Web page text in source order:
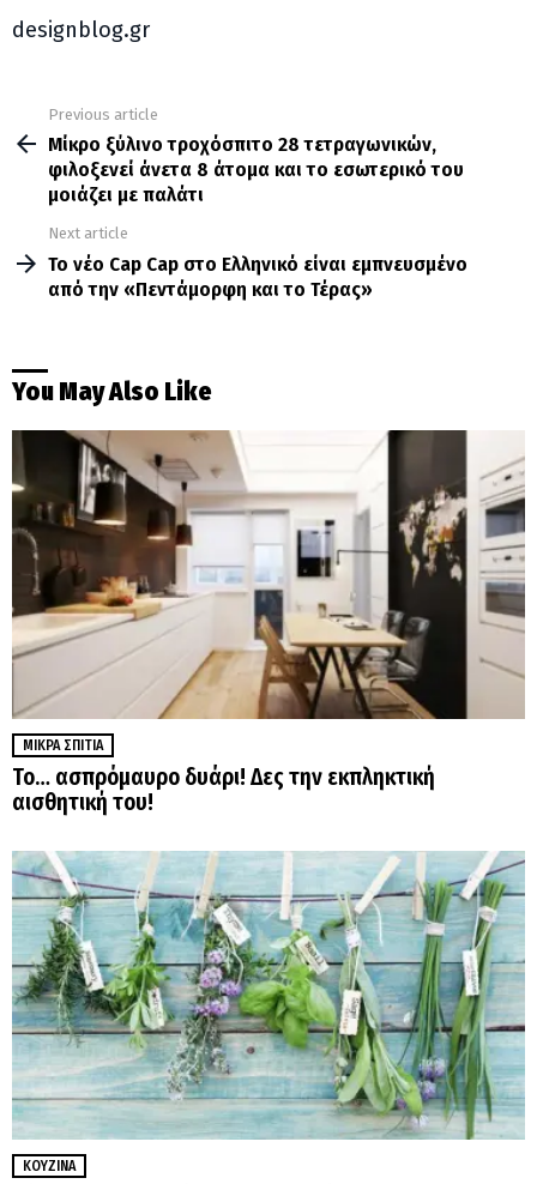
designblog.gr
more
Previous article
Μίκρο ξύλινο τροχόσπιτο 28 τετραγωνικών,
φιλοξενεί άνετα 8 άτομα και το εσωτερικό του
μοιάζει με παλάτι
Next article
Το νέο Cap Cap στο Ελληνικό είναι εμπνευσμένο
από την «Πεντάμορφη και το Τέρας»
You May Also Like
ΜΙΚΡΆ ΣΠΊΤΙΑ
Το… ασπρόμαυρο δυάρι! Δες την εκπληκτική
αισθητική του!
ΚΟΥΖΊΝΑ